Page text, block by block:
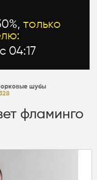
только
04:16
шубы
фламинго